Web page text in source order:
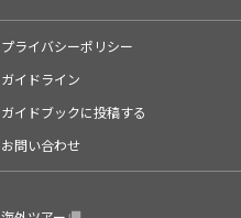
プライバシーポリシー
ガイドライン
ガイドブックに投稿する
お問い合わせ